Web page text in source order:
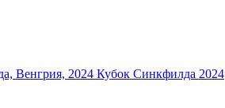
Венгрия, 2024 Кубок Синкфилда 2024